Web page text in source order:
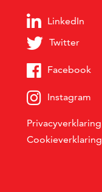
LinkedIn
Twitter
Facebook
Instagram
Privacyverklaring
Cookieverklaring